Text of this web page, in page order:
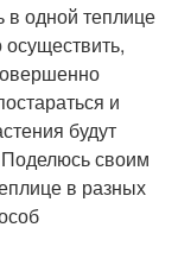
одной теплице
и
будут
своим
в разных